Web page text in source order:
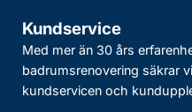
Kundservice
Med mer än 30 års
badrumsrenovering säkrar
kundservicen och